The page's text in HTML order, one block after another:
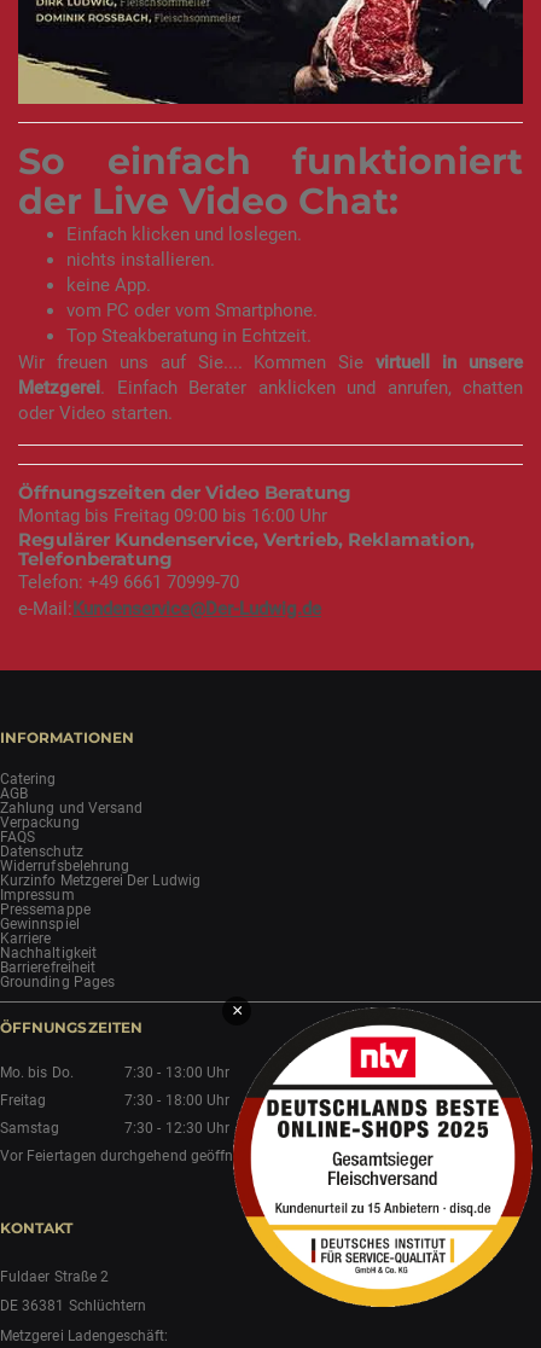
So einfach funktioniert
der Live Video Chat:
Einfach klicken und loslegen.
nichts installieren.
keine App.
vom PC oder vom Smartphone.
Top Steakberatung in Echtzeit.
Wir freuen uns auf Sie.... Kommen Sievirtuell in unsere
Metzgerei. Einfach Berater anklicken und anrufen, chatten
oder Video starten.
Öffnungszeiten der Video Beratung
Montag bis Freitag 09:00 bis 16:00 Uhr
Regulärer Kundenservice, Vertrieb, Reklamation,
Telefonberatung
Telefon: +49 6661 70999-70
e-Mail:Kundenservice@Der-Ludwig.de
INFORMATIONEN
Catering
AGB
Zahlung und Versand
Verpackung
FAQS
Datenschutz
Widerrufsbelehrung
Kurzinfo Metzgerei Der Ludwig
Impressum
Pressemappe
Gewinnspiel
Karriere
Nachhaltigkeit
Barrierefreiheit
Grounding Pages
ÖFFNUNGSZEITEN
Mo. bis Do. 7:30 - 13:00 Uhr
14:45 - 18:00 Uhr*
Freitag
7:30 - 18:00 Uhr
Samstag
7:30 - 12:30 Uhr
Vor Feiertagen durchgehend geöffnet.
KONTAKT
Fuldaer Straße 2
DE 36381 Schlüchtern
Metzgerei Ladengeschäft:
×